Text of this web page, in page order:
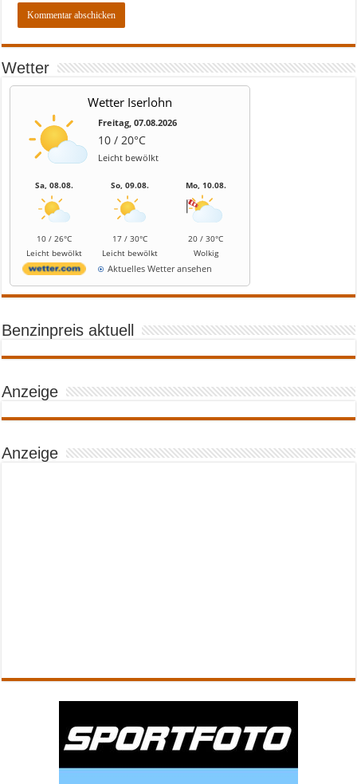
Wetter
Wetter Iserlohn
Freitag, 07.08.2026
10 / 20°C
Leicht bewölkt
Sa, 08.08.
10 / 26°C
Leicht bewölkt
So, 09.08.
17 / 30°C
Leicht bewölkt
Mo, 10.08.
20 / 30°C
Wolkig
Aktuelles Wetter ansehen
Benzinpreis aktuell
Anzeige
Anzeige